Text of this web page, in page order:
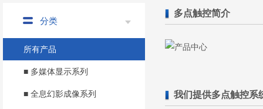
分类
所有产品
■ 多媒体显示系列
■ 全息幻影成像系列
多点触控简介
我们提供多点触控系